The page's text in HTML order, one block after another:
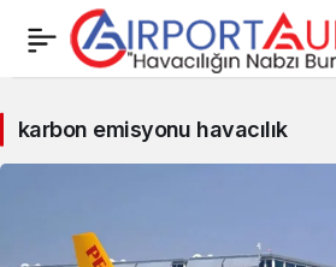
emisyonu
Haberleri
karbon emisyonu havacılık